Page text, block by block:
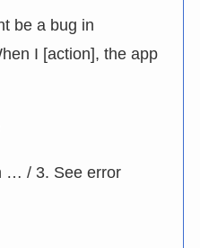
be a bug in
I [action], the app
… / 3. See error